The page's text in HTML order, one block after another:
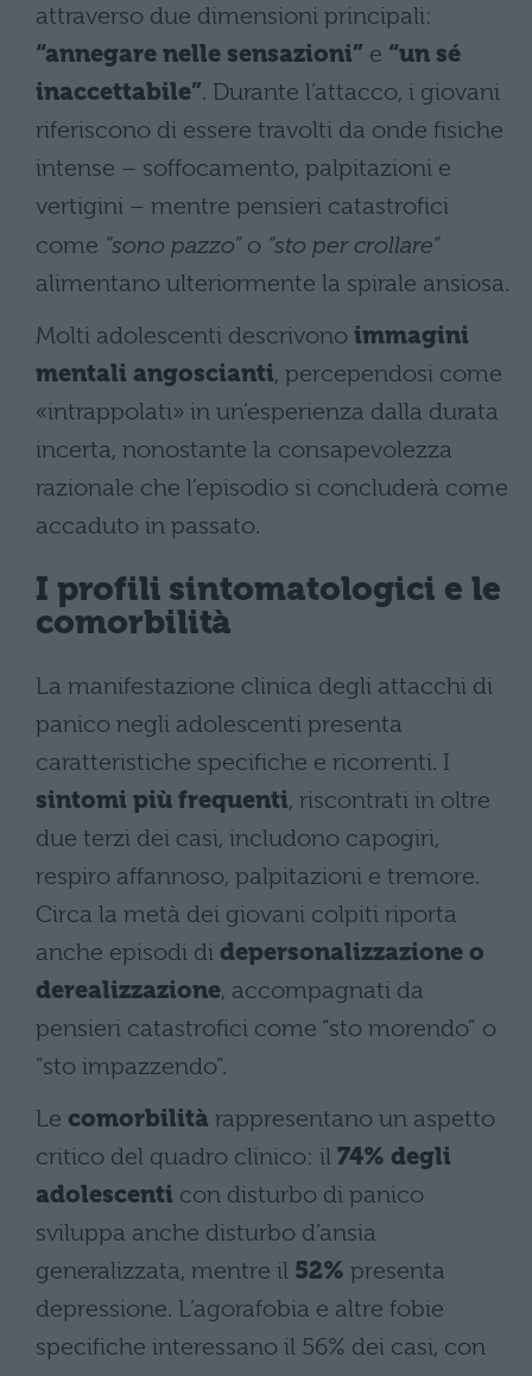
attraverso due dimensioni principali:
“annegare nelle sensazioni” e “un sé
inaccettabile”. Durante l’attacco, i giovani
riferiscono di essere travolti da onde fisiche
intense – soffocamento, palpitazioni e
vertigini – mentre pensieri catastrofici
come “sono pazzo”o “sto per crollare”
alimentano ulteriormente la spirale ansiosa.
Molti adolescenti descrivono immagini
mentali angoscianti, percependosi come
«intrappolati» in un’esperienza dalla durata
incerta, nonostante la consapevolezza
razionale che l’episodio si concluderà come
accaduto in passato.
I profili sintomatologici e le
comorbilità
La manifestazione clinica degli attacchi di
panico negli adolescenti presenta
caratteristiche specifiche e ricorrenti. I
sintomi più frequenti, riscontrati in oltre
due terzi dei casi, includono capogiri,
respiro affannoso, palpitazioni e tremore.
Circa la metà dei giovani colpiti riporta
anche episodi di depersonalizzazione o
derealizzazione, accompagnati da
pensieri catastrofici come “sto morendo” o
“sto impazzendo”.
Le comorbilità rappresentano un aspetto
critico del quadro clinico: il 74% degli
adolescenti con disturbo di panico
sviluppa anche disturbo d’ansia
generalizzata, mentre il 52% presenta
depressione. L’agorafobia e altre fobie
specifiche interessano il 56% dei casi, con